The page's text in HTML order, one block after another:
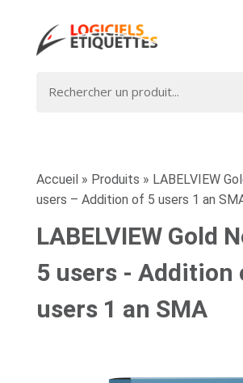
Accueil » Produits » LABELVIEW
users – Addition of 5 users 1 an
LABELVIEW Gold
5 users - Addition
users 1 an SMA